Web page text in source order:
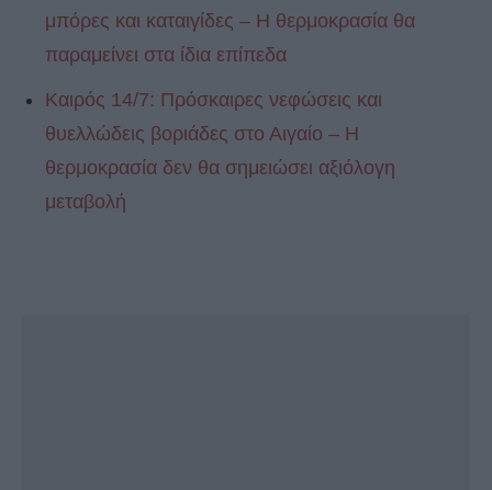
μπόρες και καταιγίδες – Η θερμοκρασία θα
παραμείνει στα ίδια επίπεδα
Καιρός 14/7: Πρόσκαιρες νεφώσεις και
θυελλώδεις βοριάδες στο Αιγαίο – Η
θερμοκρασία δεν θα σημειώσει αξιόλογη
μεταβολή